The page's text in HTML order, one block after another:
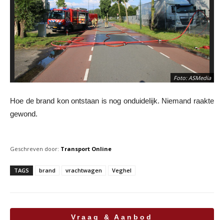
Foto: ASMedia
Hoe de brand kon ontstaan is nog onduidelijk. Niemand raakte
gewond.
Geschreven door: Transport Online
TAGS brand vrachtwagen Veghel
Vraag & Aanbod